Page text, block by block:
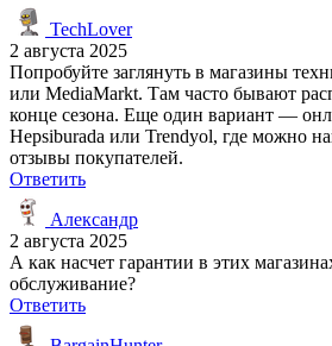
TechLover
2 августа 2025
Попробуйте заглянуть в магазины
или MediaMarkt. Там часто бывают
конце сезона. Еще один вариант —
Hepsiburada или Trendyol, где можно
отзывы покупателей.
Ответить
Александр
2 августа 2025
А как насчет гарантии в этих
обслуживание?
Ответить